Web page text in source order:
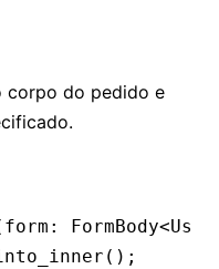
corpo do pedido e
: FormBody<User
();